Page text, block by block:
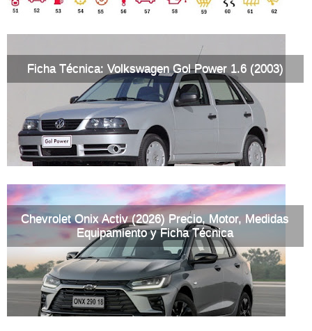
Ficha Técnica: Volkswagen Gol Power 1.6 (2003)
Chevrolet Onix Activ (2026) Precio, Motor, Medidas
Equipamiento y Ficha Técnica